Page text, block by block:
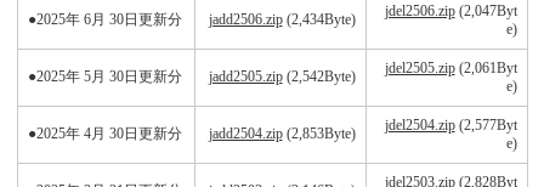
●2025年 6月 30日更新分 jadd2506.zip(2,434Byte) jdel2506.zip(2,047Byt
e)
●2025年 5月 30日更新分 jadd2505.zip(2,542Byte) jdel2505.zip(2,061Byt
e)
●2025年 4月 30日更新分 jadd2504.zip(2,853Byte) jdel2504.zip(2,577Byt
e)
jdel2503.zip(2,828Byt